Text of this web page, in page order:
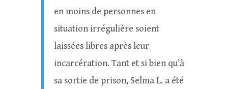
en moins de personnes en
situation irrégulière soient
laissées libres après leur
incarcération. Tant et si bien qu’à
sa sortie de prison, Selma L. a été